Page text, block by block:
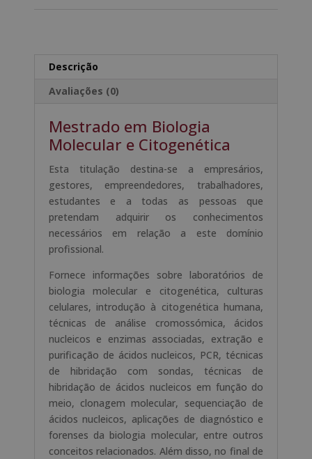
Citogenética
Selo
Notário
Europeu
Descrição
Avaliações (0)
Mestrado em Biologia
Molecular e Citogenética
Esta titulação destina-se a empresários,
gestores, empreendedores, trabalhadores,
estudantes e a todas as pessoas que
pretendam adquirir os conhecimentos
necessários em relação a este domínio
profissional.
Fornece informações sobre laboratórios de
biologia molecular e citogenética, culturas
celulares, introdução à citogenética humana,
técnicas de análise cromossómica, ácidos
nucleicos e enzimas associadas, extração e
purificação de ácidos nucleicos, PCR, técnicas
de hibridação com sondas, técnicas de
hibridação de ácidos nucleicos em função do
meio, clonagem molecular, sequenciação de
ácidos nucleicos, aplicações de diagnóstico e
forenses da biologia molecular, entre outros
conceitos relacionados. Além disso, no final de